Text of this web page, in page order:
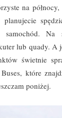
na
samochód. Na
lub quady. A
świetnie
które
poniżej.